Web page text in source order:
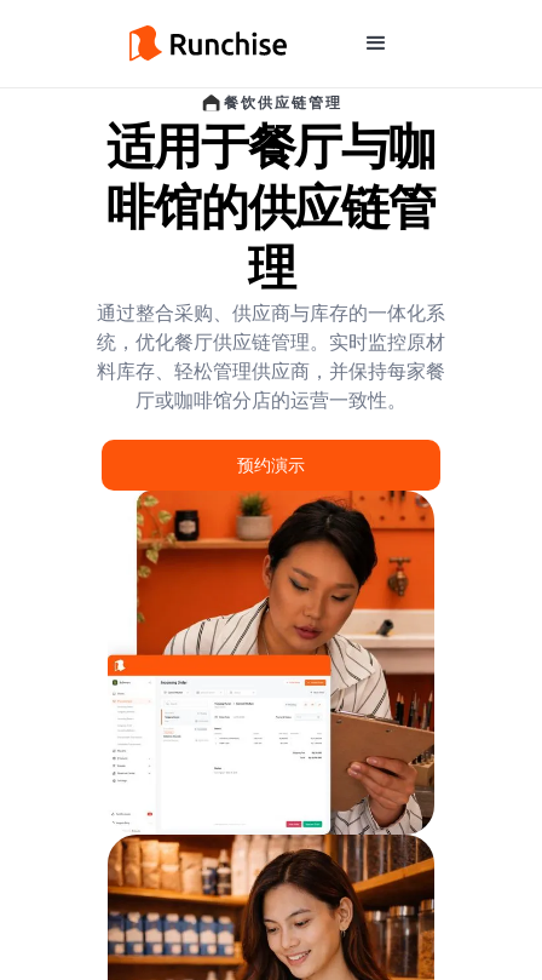
餐饮供应链管理
适用于餐厅与咖
啡馆的供应链管
理
通过整合采购、供应商与库存的一体化系
统，优化餐厅供应链管理。实时监控原材
料库存、轻松管理供应商，并保持每家餐
厅或咖啡馆分店的运营一致性。
预约演示